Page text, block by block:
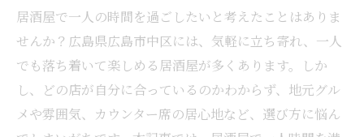
居酒屋で一人の時間を過ごしたいと考えたことはありま
せんか？広島県広島市中区には、気軽に立ち寄れ、一人
でも落ち着いて楽しめる居酒屋が多くあります。しか
し、どの店が自分に合っているのかわからず、地元グル
メや雰囲気、カウンター席の居心地など、選び方に悩ん